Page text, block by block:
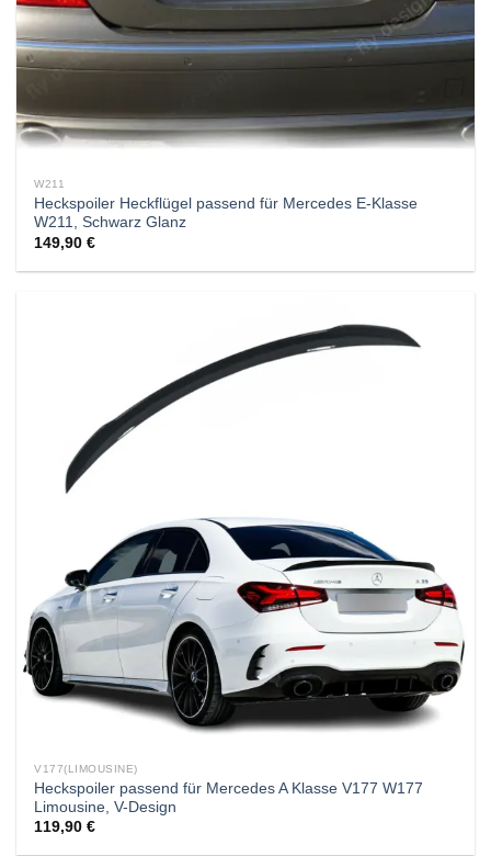
W211
Heckspoiler Heckflügel passend für Mercedes E-Klasse
W211, Schwarz Glanz
149,90€
V177(LIMOUSINE)
Heckspoiler passend für Mercedes A Klasse V177 W177
Limousine, V-Design
119,90€